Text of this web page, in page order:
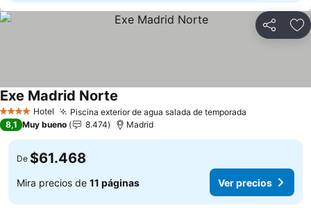
Compartir
4 EstrellasHotel Piscina exterior de agua salada de temporada
Exe Madrid Norte
8,1 Muy bueno 8.474 Madrid
De $61.468
Mira precios de 11 páginas Ver precios